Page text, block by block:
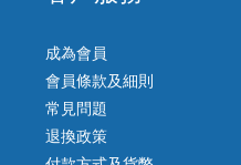
成為會員
會員條款及細則
常見問題
退換政策